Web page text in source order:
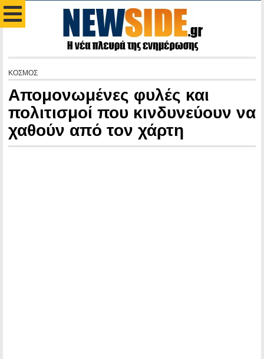
ΚΟΣΜΟΣ
Απομονωμένες φυλές και
πολιτισμοί που κινδυνεύουν να
χαθούν από τον χάρτη